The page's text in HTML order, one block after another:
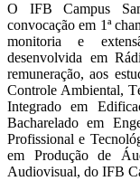
O IFB Campus
convocação em 1ª
monitoria e
desenvolvida em
remuneração, aos
Controle Ambiental,
Integrado em
Bacharelado em
Profissional e
em Produção de
Audiovisual, do IFB